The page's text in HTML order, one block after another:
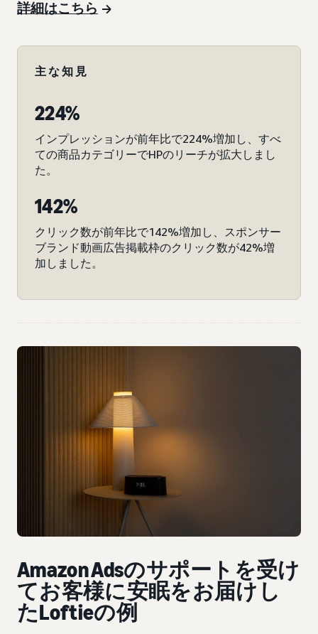
詳細はこちら
主な知見
224%
インプレッションが前年比で224%増加し、すべ
ての商品カテゴリーでHPのリーチが拡大しまし
た。
142%
クリック数が前年比で142%増加し、スポンサー
ブランド動画広告掲載枠のクリック数が42%増
加しました。
Amazon Adsのサポートを受け
てお客様に安眠をお届けし
たLoftieの例